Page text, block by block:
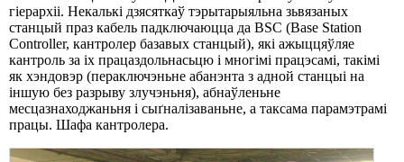
гіерархіі. Некалькі дзясяткаў тэрытарыяльна зьвязаных
станцый праз кабель падключаюцца да BSC (Base Station
Controller, кантролер базавых станцый), які ажыццяўляе
кантроль за іх працаздольнасьцю і многімі працэсамі, такімі
як хэндовэр (пераключэньне абанэнта з адной станцыі на
іншую без разрыву злучэньня), абнаўленьне
месцазнаходжаньня і сыґналізаваньне, а таксама парамэтрамі
працы. Шафа кантролера.